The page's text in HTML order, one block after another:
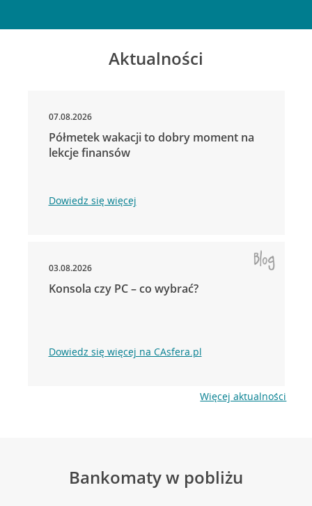
Aktualności
07.08.2026
Półmetek wakacji to dobry moment na
lekcje finansów
Dowiedz się więcej
03.08.2026
Konsola czy PC – co wybrać?
Dowiedz się więcej na CAsfera.pl
Więcej aktualności
Bankomaty w pobliżu